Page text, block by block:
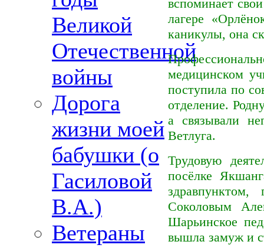
Великой
Отечественной
войны
Дорога
жизни моей
бабушки (о
Гасиловой
В.А.)
Ветераны
вспоминает
лагере
каникулы, она
медицинском
поступила по
отделение.
а связывали
Ветлуга.
Трудовую
посёлке
Соколовым
Шарьинское
вышла замуж и